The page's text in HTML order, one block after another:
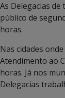
As Delegacias
público de
horas.
Nas cidades
Atendimento ao
horas. Já nos
Delegacias